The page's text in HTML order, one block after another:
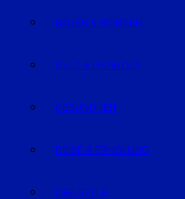
BAUEN & WOHNEN
GELD & FINANZEN
GESUNDHEIT
REISE & ERHOLUNG
LIFE-STYLE